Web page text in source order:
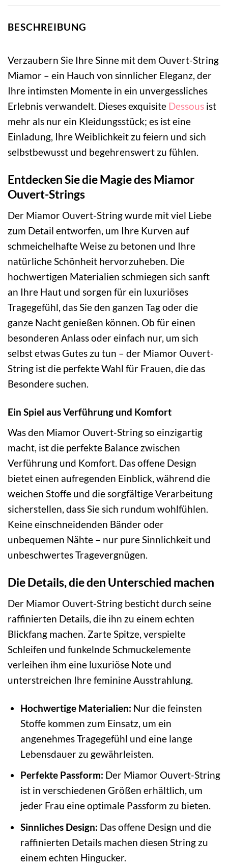
BESCHREIBUNG
Verzaubern Sie Ihre Sinne mit dem Ouvert-String
Miamor – ein Hauch von sinnlicher Eleganz, der
Ihre intimsten Momente in ein unvergessliches
Erlebnis verwandelt. Dieses exquisite Dessous ist
mehr als nur ein Kleidungsstück; es ist eine
Einladung, Ihre Weiblichkeit zu feiern und sich
selbstbewusst und begehrenswert zu fühlen.
Entdecken Sie die Magie des Miamor
Ouvert-Strings
Der Miamor Ouvert-String wurde mit viel Liebe
zum Detail entworfen, um Ihre Kurven auf
schmeichelhafte Weise zu betonen und Ihre
natürliche Schönheit hervorzuheben. Die
hochwertigen Materialien schmiegen sich sanft
an Ihre Haut und sorgen für ein luxuriöses
Tragegefühl, das Sie den ganzen Tag oder die
ganze Nacht genießen können. Ob für einen
besonderen Anlass oder einfach nur, um sich
selbst etwas Gutes zu tun – der Miamor Ouvert-
String ist die perfekte Wahl für Frauen, die das
Besondere suchen.
Ein Spiel aus Verführung und Komfort
Was den Miamor Ouvert-String so einzigartig
macht, ist die perfekte Balance zwischen
Verführung und Komfort. Das offene Design
bietet einen aufregenden Einblick, während die
weichen Stoffe und die sorgfältige Verarbeitung
sicherstellen, dass Sie sich rundum wohlfühlen.
Keine einschneidenden Bänder oder
unbequemen Nähte – nur pure Sinnlichkeit und
unbeschwertes Tragevergnügen.
Die Details, die den Unterschied machen
Der Miamor Ouvert-String besticht durch seine
raffinierten Details, die ihn zu einem echten
Blickfang machen. Zarte Spitze, verspielte
Schleifen und funkelnde Schmuckelemente
verleihen ihm eine luxuriöse Note und
unterstreichen Ihre feminine Ausstrahlung.
Hochwertige Materialien: Nur die feinsten
Stoffe kommen zum Einsatz, um ein
angenehmes Tragegefühl und eine lange
Lebensdauer zu gewährleisten.
Perfekte Passform: Der Miamor Ouvert-String
ist in verschiedenen Größen erhältlich, um
jeder Frau eine optimale Passform zu bieten.
Sinnliches Design: Das offene Design und die
raffinierten Details machen diesen String zu
einem echten Hingucker.